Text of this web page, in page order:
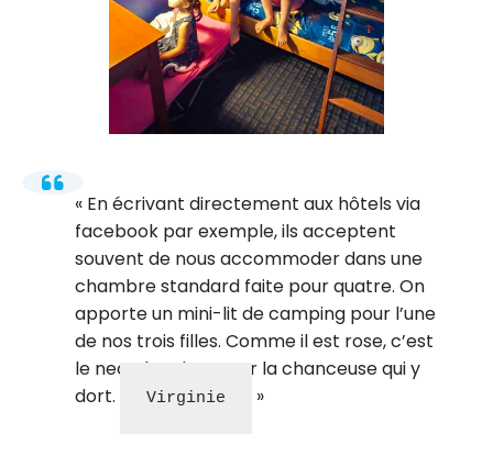
En écrivant directement aux hôtels via
facebook par exemple, ils acceptent
souvent de nous accommoder dans une
chambre standard faite pour quatre. On
apporte un mini-lit de camping pour l’une
de nos trois filles. Comme il est rose, c’est
le nec plus ultra pour la chanceuse qui y
dort.
Virginie